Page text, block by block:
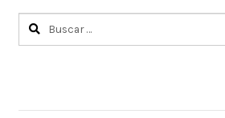
Buscar: